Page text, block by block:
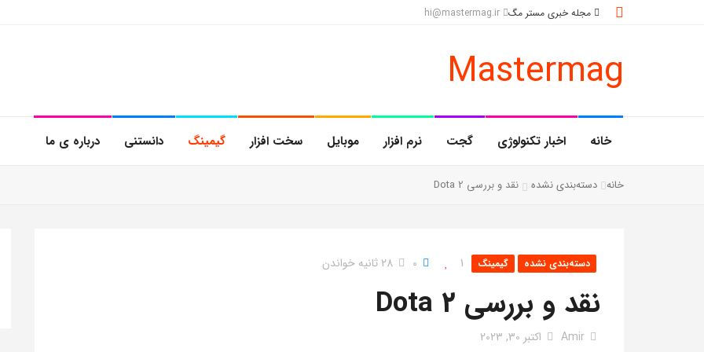
مجله خبری مستر مگ
Mastermag
خانه اخبار تکنولوژی گجت نرم افزار موبایل سخت افزار گیمینگ دانستنی درباره ی ما
خانه دسته‌بندی نشده نقد و بررسی Dota 2
دسته‌بندی نشده گیمینگ 1
0 28 ثانیه خواندن
نقد و بررسی Dota 2
Amir اکتبر 30, 2023